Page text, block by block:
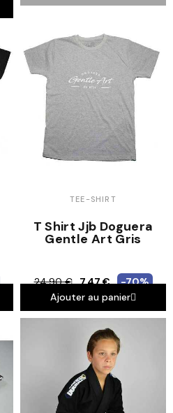
TEE-SHIRT
T Shirt Jjb Doguera
Gentle Art Gris
24,90 € 7,47 €
-70%
Ajouter au panier